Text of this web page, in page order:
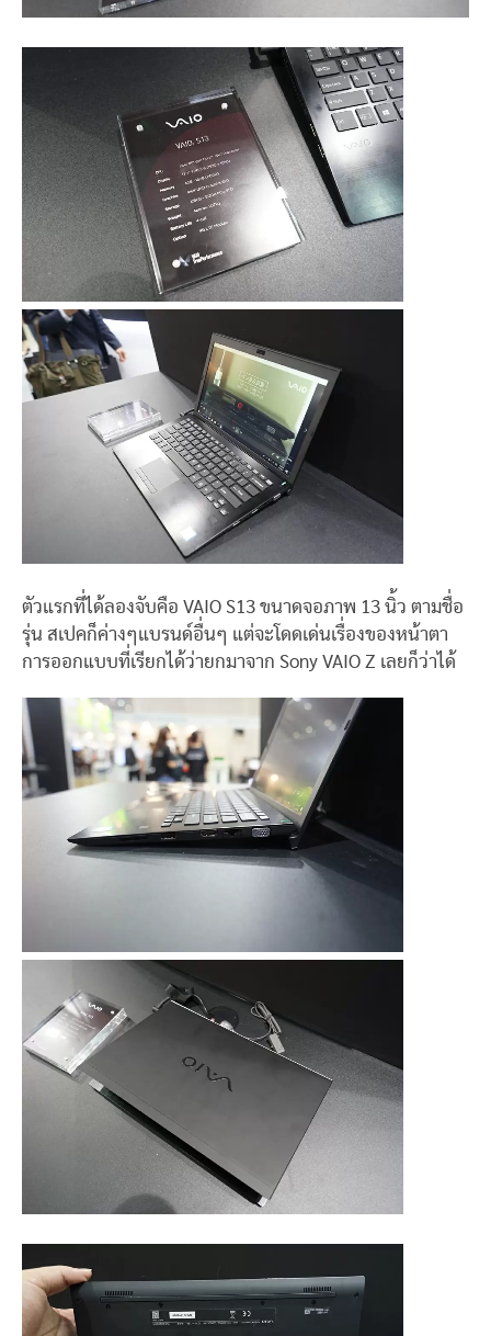
ตัวแรกที่ได้ลองจับคือ VAIO S13 ขนาดจอภาพ 13 นิ้ว ตามชื่อ
รุ่น สเปคก็ค่างๆแบรนด์อื่นๆ แต่จะโดดเด่นเรื่องของหน้าตา
การออกแบบที่เรียกได้ว่ายกมาจาก Sony VAIO Z เลยก็ว่าได้